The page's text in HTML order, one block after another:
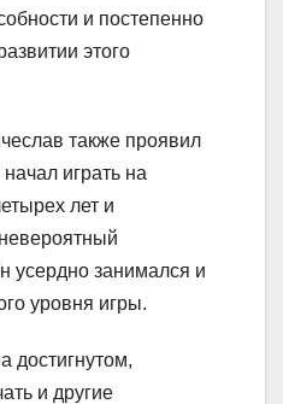
и постепенно
этого
также проявил
играть на
лет и
усердно занимался и
уровня игры.
достигнутом,
и другие